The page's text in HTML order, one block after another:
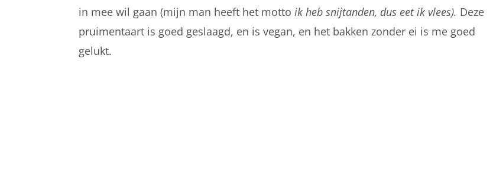
in mee wil gaan (mijn man heeft het motto ik heb snijtanden, dus eet ik vlees). Deze
pruimentaart is goed geslaagd, en is vegan, en het bakken zonder ei is me goed
gelukt.